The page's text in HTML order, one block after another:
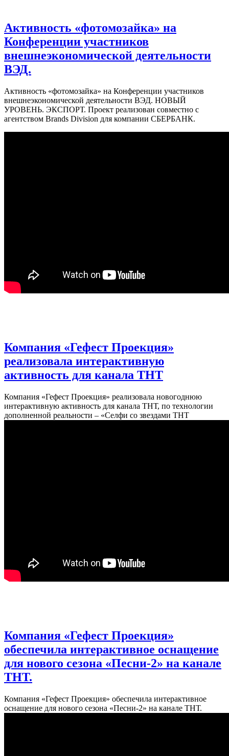
Активность «фотомозайка» на
Конференции участников
внешнеэкономической деятельности
ВЭД.
Активность «фотомозайка» на Конференции участников
внешнеэкономической деятельности ВЭД. НОВЫЙ
УРОВЕНЬ. ЭКСПОРТ. Проект реализован совместно с
агентством Brands Division для компании СБЕРБАНК.
Компания «Гефест Проекция»
реализовала интерактивную
активность для канала ТНТ
Компания «Гефест Проекция» реализовала новогоднюю
интерактивную активность для канала ТНТ, по технологии
дополненной реальности – «Селфи со звездами ТНТ
Компания «Гефест Проекция»
обеспечила интерактивное оснащение
для нового сезона «Песни-2» на канале
ТНТ.
Компания «Гефест Проекция» обеспечила интерактивное
оснащение для нового сезона «Песни-2» на канале ТНТ.